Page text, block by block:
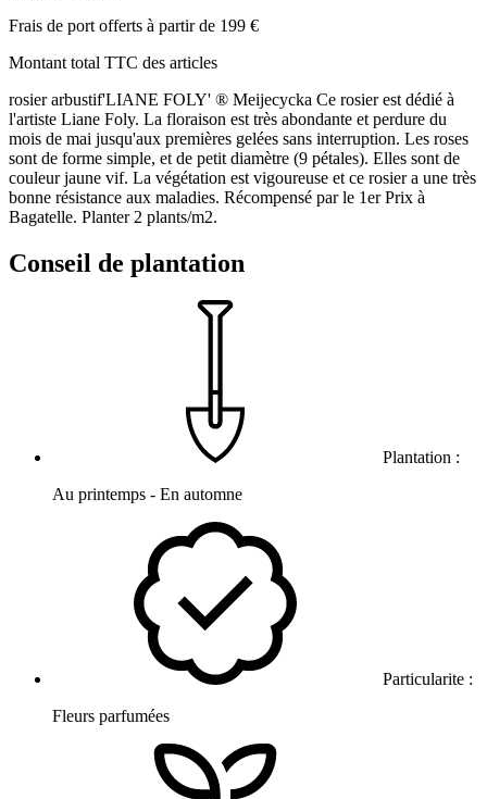
Frais de port offerts à partir de 199 €
Montant total TTC des articles
rosier arbustif'LIANE FOLY' ® Meijecycka Ce rosier est dédié à
l'artiste Liane Foly. La floraison est très abondante et perdure du
mois de mai jusqu'aux premières gelées sans interruption. Les roses
sont de forme simple, et de petit diamètre (9 pétales). Elles sont de
couleur jaune vif. La végétation est vigoureuse et ce rosier a une très
bonne résistance aux maladies. Récompensé par le 1er Prix à
Bagatelle. Planter 2 plants/m2.
Conseil de plantation
Plantation :
Au printemps - En automne
Particularite :
Fleurs parfumées